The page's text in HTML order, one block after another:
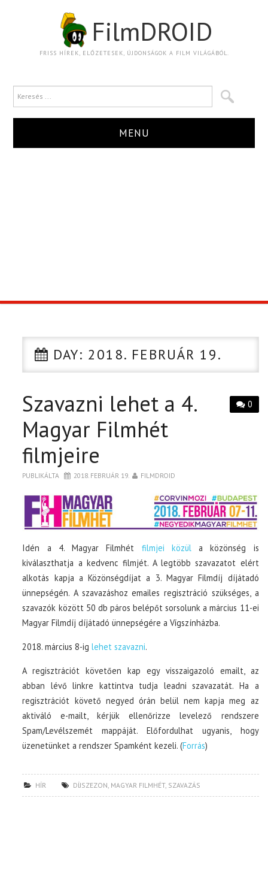
FilmDROID
FRISS HÍREK, ELŐZETESEK, ÚJDONSÁGOK A FILM VILÁGÁBÓL.
MENU
CIKK
PÓLÓ RENDELÉS
DAY: 2018. FEBRUÁR 19.
0
Szavazni lehet a 4.
Magyar Filmhét
filmjeire
PUBLIKÁLTA 2018. FEBRUÁR 19. FILMDROID
Idén a 4. Magyar Filmhét filmjei közül a közönség is
kiválaszthatja a kedvenc filmjét. A legtöbb szavazatot elért
alkotás kapja a Közönségdíjat a 3. Magyar Filmdíj díjátadó
ünnepségén. A szavazáshoz emailes regisztráció szükséges, a
szavazók között 50 db páros belépőt sorsolunk a március 11-ei
Magyar Filmdíj díjátadó ünnepségére a Vígszínházba.
2018. március 8-iglehet szavazni.
A regisztrációt követően kap egy visszaigazoló emailt, az
abban lévő linkre kattintva tudja leadni szavazatát. Ha a
regisztrációt követő negyed órán belül nem kapja meg az
aktiváló e-mailt, kérjük ellenőrizze levelező rendszere
Spam/Levélszemét mappáját. Előfordulhat ugyanis, hogy
üzenetünket a rendszer Spamként kezeli. (Forrás)
HÍR DÍJSZEZON MAGYAR FILMHÉT, SZAVAZÁS